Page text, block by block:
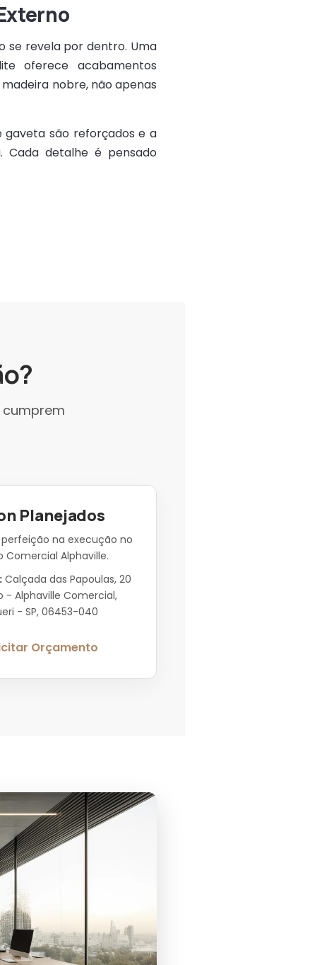
se revela por dentro. Uma
oferece acabamentos
nobre, não apenas
gaveta são reforçados e a
Cada detalhe é pensado
Planejados
na execução no
Comercial Alphaville.
Calçada das Papoulas, 20
- Alphaville Comercial,
- SP, 06453-040
Orçamento